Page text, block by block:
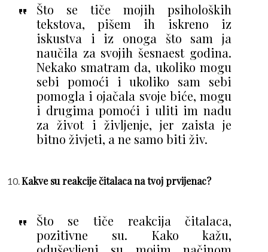
Što se tiče mojih psiholoških
tekstova, pišem ih iskreno iz
iskustva i iz onoga što sam ja
naučila za svojih šesnaest godina.
Nekako smatram da, ukoliko mogu
sebi pomoći i ukoliko sam sebi
pomogla i ojačala svoje biće, mogu
i drugima pomoći i uliti im nadu
za život i življenje, jer zaista je
bitno živjeti, a ne samo biti živ.
Kakve su reakcije čitalaca na tvoj prvijenac?
Što se tiče reakcija čitalaca,
pozitivne su. Kako kažu,